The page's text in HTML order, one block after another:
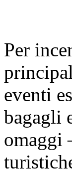
Per
eventi
bagagli
omaggi